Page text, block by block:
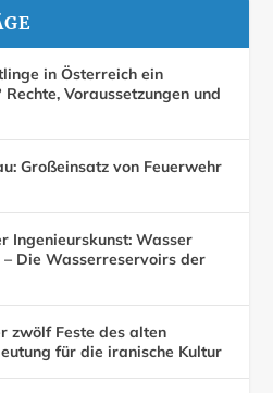
in Österreich ein
Voraussetzungen und
Großeinsatz von Feuerwehr
Ingenieurskunst: Wasser
Die Wasserreservoirs der
zwölf Feste des alten
für die iranische Kultur